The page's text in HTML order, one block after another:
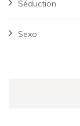
Séduction
Sexo